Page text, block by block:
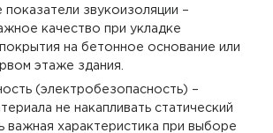
звукоизоляции –
качество при укладке
на бетонное основание или
этаже здания.
(электробезопасность) –
не накапливать статический
важная характеристика при выборе